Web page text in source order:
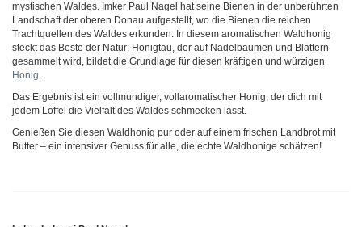
mystischen Waldes. Imker Paul Nagel hat seine Bienen in der unberührten
Landschaft der oberen Donau aufgestellt, wo die Bienen die reichen
Trachtquellen des Waldes erkunden. In diesem aromatischen Waldhonig
steckt das Beste der Natur: Honigtau, der auf Nadelbäumen und Blättern
gesammelt wird, bildet die Grundlage für diesen kräftigen und würzigen
Honig.
Das Ergebnis ist ein vollmundiger, vollaromatischer Honig, der dich mit
jedem Löffel die Vielfalt des Waldes schmecken lässt.
Genießen Sie diesen Waldhonig pur oder auf einem frischen Landbrot mit
Butter – ein intensiver Genuss für alle, die echte Waldhonige schätzen!